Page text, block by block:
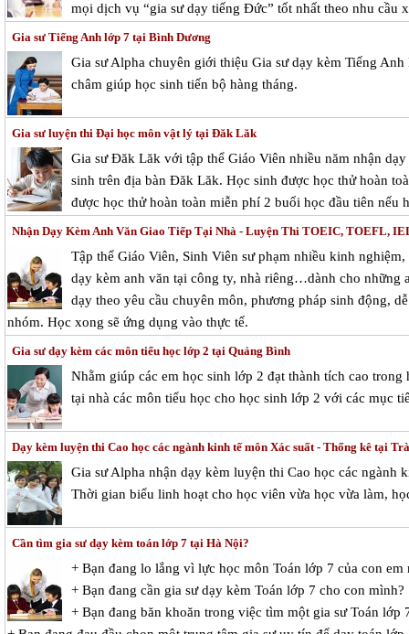
mọi dịch vụ “gia sư dạy tiếng Đức” tốt nhất theo nhu cầu
Gia sư Tiếng Anh lớp 7 tại Bình Dương
Gia sư Alpha chuyên giới thiệu Gia sư dạy kèm Tiếng
châm giúp học sinh tiến bộ hàng tháng.
Gia sư luyện thi Đại học môn vật lý tại Đăk Lăk
Gia sư Đăk Lăk với tập thể Giáo Viên nhiều năm nhận
sinh trên địa bàn Đăk Lăk. Học sinh được học thử hoàn
được học thử hoàn toàn miễn phí 2 buổi học đầu tiên nếu
Nhận Dạy Kèm Anh Văn Giao Tiếp Tại Nhà - Luyện Thi TOEIC, TOEFL,
Tập thể Giáo Viên, Sinh Viên sư phạm nhiều kinh
dạy kèm anh văn tại công ty, nhà riêng…dành cho những
dạy theo yêu cầu chuyên môn, phương pháp sinh động,
nhóm. Học xong sẽ ứng dụng vào thực tế.
Gia sư dạy kèm các môn tiểu học lớp 2 tại Quảng Bình
Nhằm giúp các em học sinh lớp 2 đạt thành tích cao
tại nhà các môn tiểu học cho học sinh lớp 2 với các mục
Dạy kèm luyện thi Cao học các ngành kinh tế môn Xác suất - Thống kê tại
Gia sư Alpha nhận dạy kèm luyện thi Cao học các ngành
Thời gian biểu linh hoạt cho học viên vừa học vừa làm,
Cần tìm gia sư dạy kèm toán lớp 7 tại Hà Nội?
+ Bạn đang lo lắng vì lực học môn Toán lớp 7 của con em
+ Bạn đang cần gia sư dạy kèm Toán lớp 7 cho con mình?
+ Bạn đang băn khoăn trong việc tìm một gia sư Toán lớp